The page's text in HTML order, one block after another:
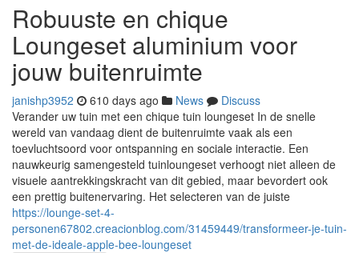
Robuuste en chique
Loungeset aluminium voor
jouw buitenruimte
janishp3952 610 days ago News
Discuss
Verander uw tuin met een chique tuin loungeset In de snelle
wereld van vandaag dient de buitenruimte vaak als een
toevluchtsoord voor ontspanning en sociale interactie. Een
nauwkeurig samengesteld tuinloungeset verhoogt niet alleen de
visuele aantrekkingskracht van dit gebied, maar bevordert ook
een prettig buitenervaring. Het selecteren van de juiste
https://lounge-set-4-
personen67802.creacionblog.com/31459449/transformeer-je-tuin-
met-de-ideale-apple-bee-loungeset